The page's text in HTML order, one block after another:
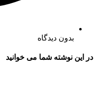
بدون دیدگاه
در این نوشته شما می خوانید